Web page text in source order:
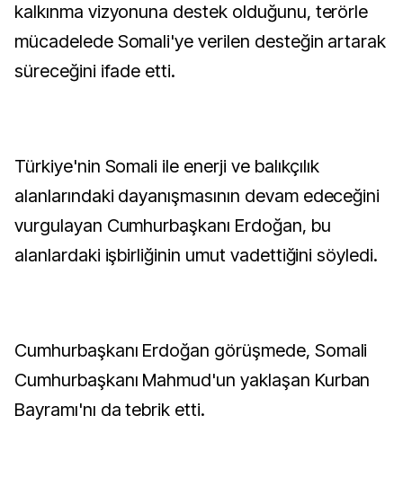
kalkınma vizyonuna destek olduğunu, terörle
mücadelede Somali'ye verilen desteğin artarak
süreceğini ifade etti.
Türkiye'nin Somali ile enerji ve balıkçılık
alanlarındaki dayanışmasının devam edeceğini
vurgulayan Cumhurbaşkanı Erdoğan, bu
alanlardaki işbirliğinin umut vadettiğini söyledi.
Cumhurbaşkanı Erdoğan görüşmede, Somali
Cumhurbaşkanı Mahmud'un yaklaşan Kurban
Bayramı'nı da tebrik etti.